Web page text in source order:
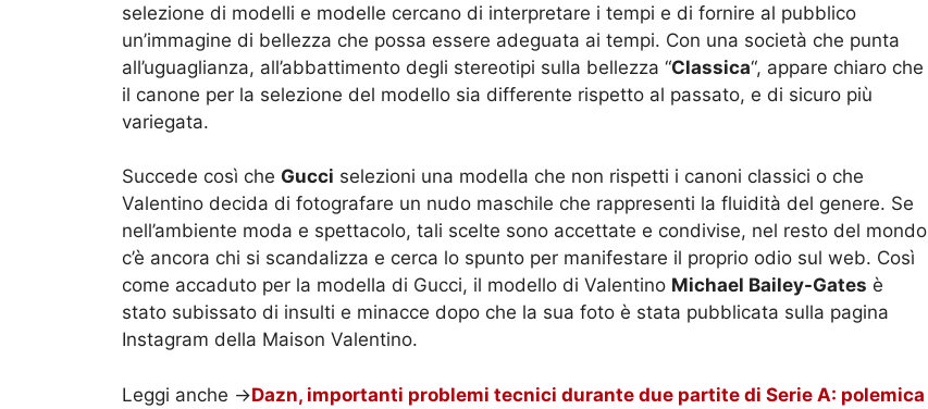
selezione di modelli e modelle cercano di interpretare i tempi e di fornire al pubblico
un’immagine di bellezza che possa essere adeguata ai tempi. Con una società che punta
all’uguaglianza, all’abbattimento degli stereotipi sulla bellezza “Classica“, appare chiaro che
il canone per la selezione del modello sia differente rispetto al passato, e di sicuro più
variegata.
Succede così che Gucci selezioni una modella che non rispetti i canoni classici o che
Valentino decida di fotografare un nudo maschile che rappresenti la fluidità del genere. Se
nell’ambiente moda e spettacolo, tali scelte sono accettate e condivise, nel resto del mondo
c’è ancora chi si scandalizza e cerca lo spunto per manifestare il proprio odio sul web. Così
come accaduto per la modella di Gucci, il modello di Valentino Michael Bailey-Gates è
stato subissato di insulti e minacce dopo che la sua foto è stata pubblicata sulla pagina
Instagram della Maison Valentino.
Leggi anche ->Dazn, importanti problemi tecnici durante due partite di Serie A: polemica